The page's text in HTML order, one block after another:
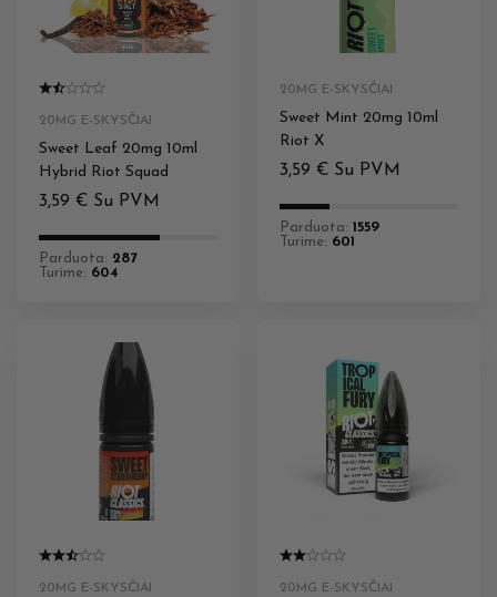
20MG E-SKYSČIAI
Sweet Leaf 20mg 10ml
Hybrid Riot Squad
3,59 € Su PVM
Parduota: 287
Turime: 604
20MG E-SKYSČIAI
Sweet Mint 20mg 10ml
Riot X
3,59 € Su PVM
Parduota: 1559
Turime: 601
20MG E-SKYSČIAI 20MG E-SKYSČIAI